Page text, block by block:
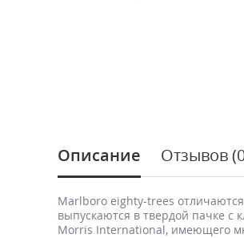
Описание Отзывов
Marlboro eighty-trees
выпускаются в твердой пачке с
Morris International, имеющего